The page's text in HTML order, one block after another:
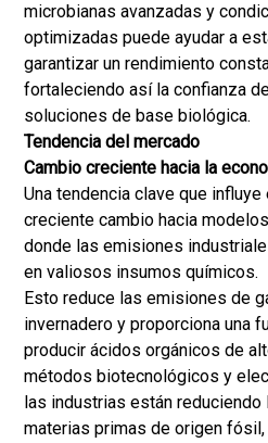
microbianas avanzadas y
optimizadas puede ayudar a
garantizar un rendimiento
fortaleciendo así la confianza
soluciones de base biológica.
Tendencia del mercado
Cambio creciente hacia la
Una tendencia clave que
creciente cambio hacia
donde las emisiones
en valiosos insumos químicos.
Esto reduce las emisiones de
invernadero y proporciona una
producir ácidos orgánicos de
métodos biotecnológicos y
las industrias están reduciendo
materias primas de origen